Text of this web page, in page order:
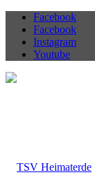
Facebook
Facebook
Instagram
Youtube